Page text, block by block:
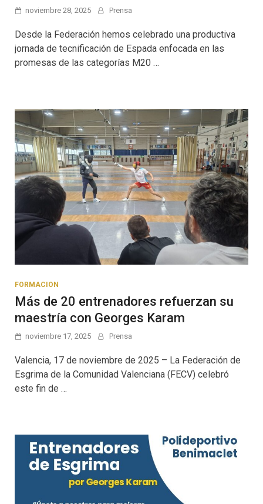
noviembre 28, 2025 Prensa
Desde la Federación hemos celebrado una productiva
jornada de tecnificación de Espada enfocada en las
promesas de las categorías M20 …
FORMACION
Más de 20 entrenadores refuerzan su
maestría con Georges Karam
noviembre 17, 2025 Prensa
Valencia, 17 de noviembre de 2025 – La Federación de
Esgrima de la Comunidad Valenciana (FECV) celebró
este fin de …